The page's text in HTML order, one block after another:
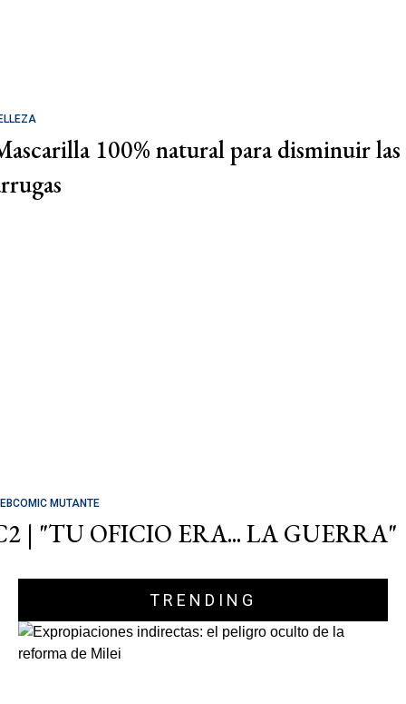
100% natural para disminuir las
MUTANTE
| "TU OFICIO ERA... LA GUERRA"
TRENDING